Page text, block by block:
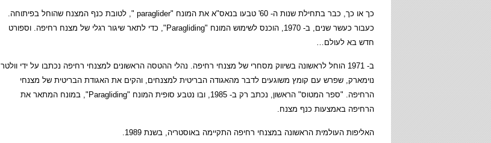
כך או כך, כבר בתחילת שנות ה- 60' טבעו בנאס"א את המונח "paraglider ", לטובת כנף המצנח שהוחל בפיתוחה.
כעבור כעשר שנים, ב- 1970, הוכנס לשימוש המונח "Paragliding", כדי לתאר שיגור רגלי של מצנח רחיפה. וספורט
חדש בא לעולם…
ב- 1971 הוחל לראשונה בשיווק מסחרי של מצנחי רחיפה. נהלי ההטסה הראשונים למצנחי רחיפה נכתבו על ידי וולטר
נוימארק, שפרש עם קומץ משוגעים לדבר מהאגודה הבריטית למצנחים, והקים את האגודת הבריטית של מצנחי
הרחיפה. "ספר המטוס" הראשון, נכתב רק ב- 1985, ובו נטבע סופית המונח "Paragliding", במונח המתאר את
הרחיפה באמצעות כנף מצנח.
האליפות העולמית הראשונה במצנחי רחיפה התקיימה באוסטריה, בשנת 1989.